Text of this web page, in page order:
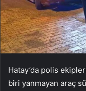
Hatay’da polis
biri yanmayan araç